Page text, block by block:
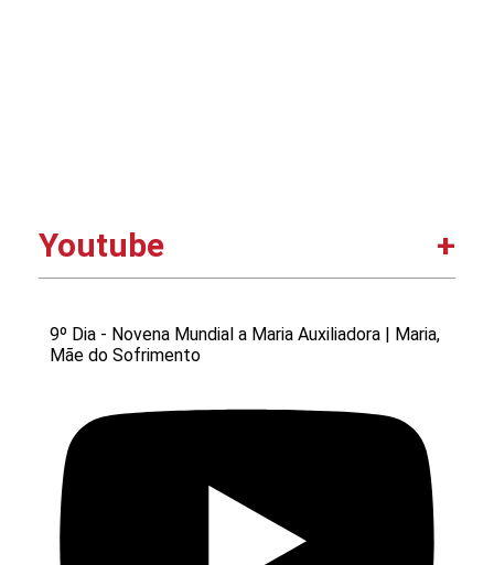
Youtube
9º Dia - Novena Mundial a Maria Auxiliadora | Maria,
Mãe do Sofrimento